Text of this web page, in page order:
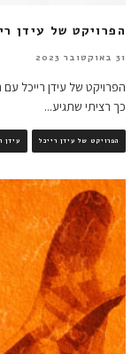
הפרויקט של עידן
31 באוקטובר 2023
הפרויקט של עידן רייכל
כך רציתי שתגיע...
הפרויקט של עידן רייכל עידן